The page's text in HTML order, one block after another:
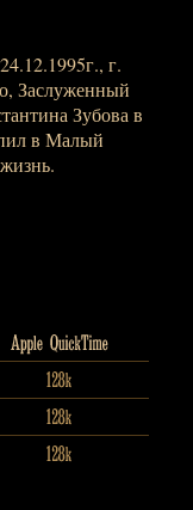
г.
Заслуженный
Зубова в
в Малый